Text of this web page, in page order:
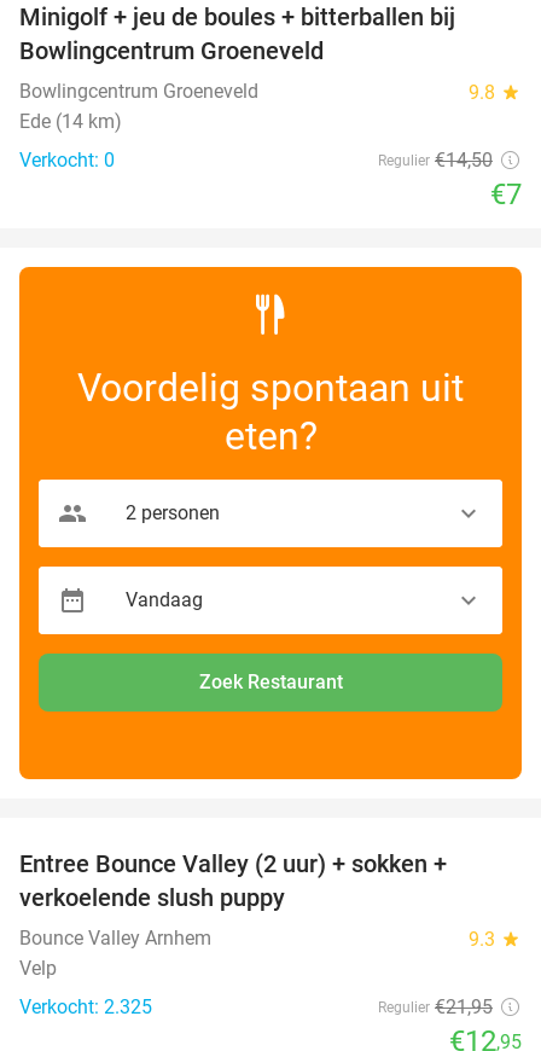
NEW
TODAY
Minigolf + jeu de boules + bitterballen bij
Bowlingcentrum Groeneveld
Bowlingcentrum Groeneveld 9.8 star
Ede (14 km)
Verkocht: 0
Regulier €14,50
€7
Voordelig spontaan uit
eten?
Zoek Restaurant
Entree Bounce Valley (2 uur) + sokken +
verkoelende slush puppy
Bounce Valley Arnhem 9.3 star
Velp
Verkocht: 2.325
Regulier €21,95
€12,95